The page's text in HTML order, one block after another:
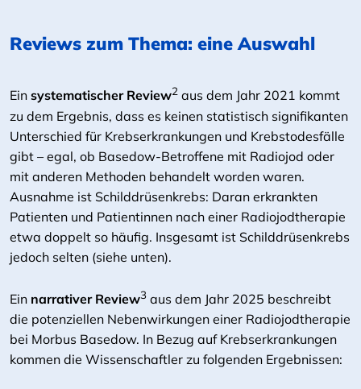
Reviews zum Thema: eine Auswahl
Ein systematischer Review2 aus dem Jahr 2021 kommt
zu dem Ergebnis, dass es keinen statistisch signifikanten
Unterschied für Krebserkrankungen und Krebstodesfälle
gibt – egal, ob Basedow-Betroffene mit Radiojod oder
mit anderen Methoden behandelt worden waren.
Ausnahme ist Schilddrüsenkrebs: Daran erkrankten
Patienten und Patientinnen nach einer Radiojodtherapie
etwa doppelt so häufig. Insgesamt ist Schilddrüsenkrebs
jedoch selten (siehe unten).
Ein narrativer Review3 aus dem Jahr 2025 beschreibt
die potenziellen Nebenwirkungen einer Radiojodtherapie
bei Morbus Basedow. In Bezug auf Krebserkrankungen
kommen die Wissenschaftler zu folgenden Ergebnissen: